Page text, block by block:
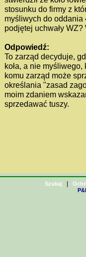
stosunku do firmy z
myśliwych do oddania
podjętej uchwały
Odpowiedź:
To zarząd decyduje,
koła, a nie
komu zarząd może
określania "zasad
moim zdaniem
sprzedawać tuszy.
Szukaj